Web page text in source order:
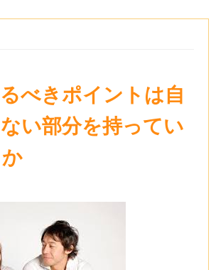
べきポイントは自
い部分を持ってい